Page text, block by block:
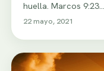
huella. Marcos 9:23…
22 mayo, 2021